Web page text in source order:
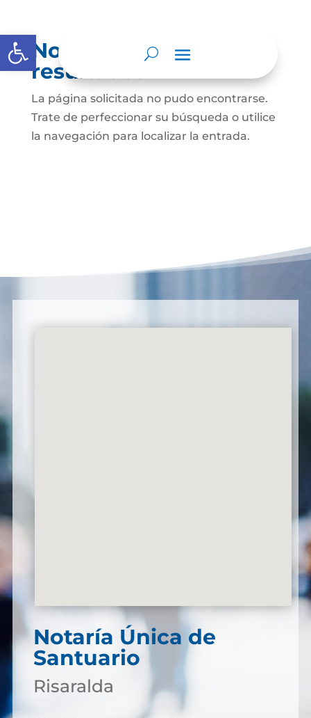
Abrir barra de herramientas
No se encontraron
resultados
La página solicitada no pudo encontrarse.
Trate de perfeccionar su búsqueda o utilice
la navegación para localizar la entrada.
Notaría Única de
Santuario
Risaralda